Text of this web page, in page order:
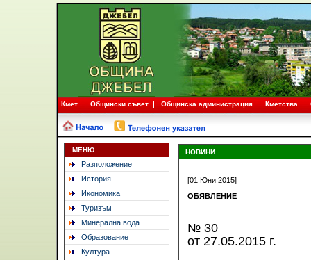
Кмет Общински съвет Общинска администрация Кметства
МЕНЮ
Разположение
История
Икономика
Туризъм
Минерална вода
Образование
Култура
НОВИНИ
[01 Юни 2015]
ОБЯВЛЕНИЕ
№ 30
от 27.05.2015 г.